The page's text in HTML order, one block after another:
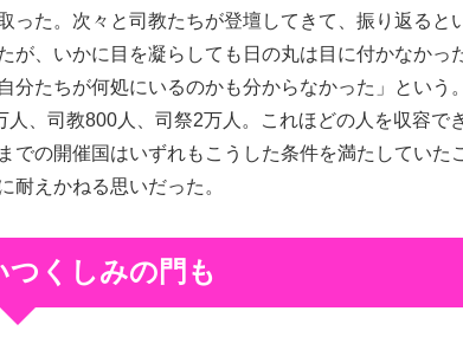
った。次々と司教たちが登壇してきて、振り返る
が、いかに目を凝らしても日の丸は目に付かなかっ
分たちが何処にいるのかも分からなかった」とい
人、司教800人、司祭2万人。これほどの人を収容で
での開催国はいずれもこうした条件を満たしてい
耐えかねる思いだった。
つくしみの門も